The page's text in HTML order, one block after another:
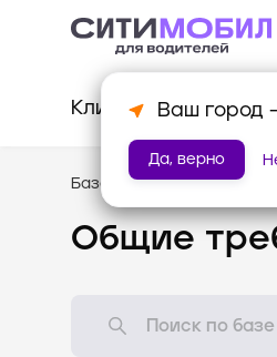
Ваш город -
Да, верно
Клиентам
База знаний /Стандарты
Общие